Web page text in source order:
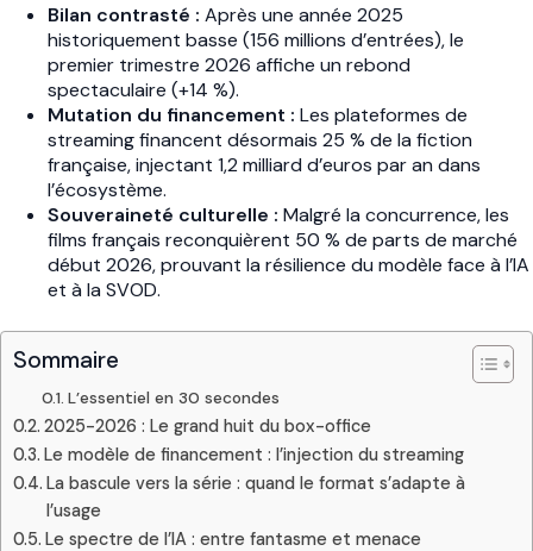
Bilan contrasté : Après une année 2025
historiquement basse (156 millions d’entrées), le
premier trimestre 2026 affiche un rebond
spectaculaire (+14 %).
Mutation du financement : Les plateformes de
streaming financent désormais 25 % de la fiction
française, injectant 1,2 milliard d’euros par an dans
l’écosystème.
Souveraineté culturelle : Malgré la concurrence, les
films français reconquièrent 50 % de parts de marché
début 2026, prouvant la résilience du modèle face à l’IA
et à la SVOD.
Sommaire
L’essentiel en 30 secondes
2025-2026 : Le grand huit du box-office
Le modèle de financement : l’injection du streaming
La bascule vers la série : quand le format s’adapte à
l’usage
Le spectre de l’IA : entre fantasme et menace